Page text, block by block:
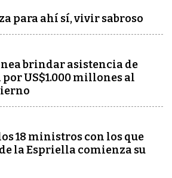
para ahí sí, vivir sabroso
brindar asistencia de
US$1.000 millones al
18 ministros con los que
la Espriella comienza su